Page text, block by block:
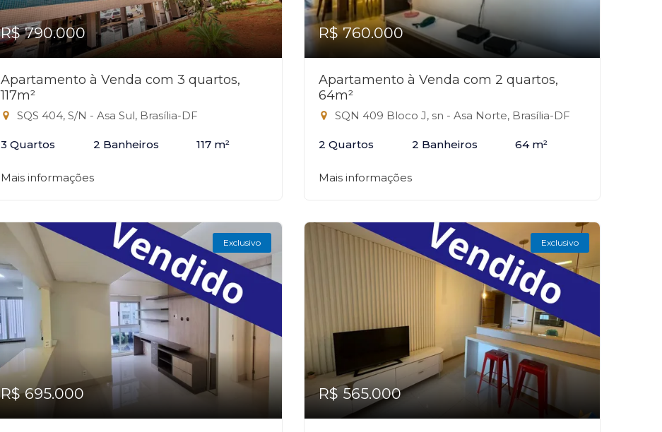
R$ 790.000
Apartamento à Venda com 3 quartos,
117m²
SQS 404, S/N - Asa Sul, Brasília-DF
3 Quartos 2 Banheiros 117 m²
Mais informações
R$ 760.000
Apartamento à Venda com 2 quartos,
64m²
SQN 409 Bloco J, sn - Asa Norte, Brasília-DF
2 Quartos 2 Banheiros 64 m²
Mais informações
Exclusivo
R$ 695.000
Exclusivo
R$ 565.000